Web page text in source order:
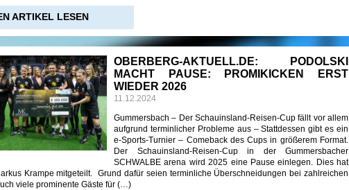
ARTIKEL LESEN
OBERBERG-AKTUELL.DE: PODOLSKI
MACHT PAUSE: PROMIKICKEN ERST
WIEDER 2026
11.12.2024
Gummersbach – Der Schauinsland-Reisen-Cup fällt vor allem
aufgrund terminlicher Probleme aus – Stattdessen gibt es ein
e-Sports-Turnier – Comeback des Cups in größerem Format.
Der Schauinsland-Reisen-Cup in der Gummersbacher
SCHWALBE arena wird 2025 eine Pause einlegen. Dies hat
Krampe mitgeteilt. Grund dafür seien terminliche Überschneidungen bei zahlreichen
viele prominente Gäste für (…)